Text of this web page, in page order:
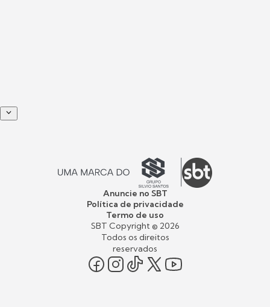
Anuncie no SBT
Política de privacidade
Termo de uso
SBT Copyright © 2026
Todos os direitos
reservados